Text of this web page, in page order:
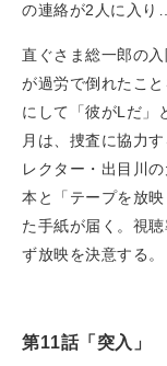
の連絡が2人に入り…
直ぐさま総一郎の
が過労で倒れたこ
にして「彼がLだ」
月は、捜査に協力
レクター・出目川
本と「テープを放
た手紙が届く。視
ず放映を決意する。
第11話「突入」